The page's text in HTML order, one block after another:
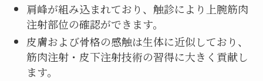
肩峰が組み込まれており、触診により上腕筋肉
注射部位の確認ができます。
皮膚および骨格の感触は生体に近似しており、
筋肉注射・皮下注射技術の習得に大きく貢献し
ます。